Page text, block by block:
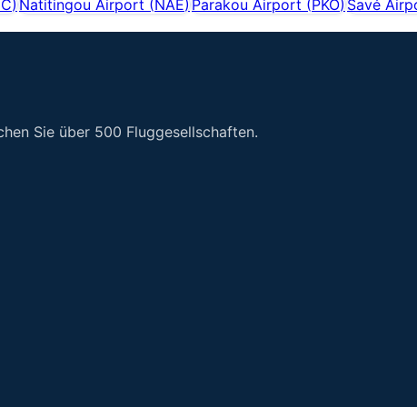
)Natitingou Airport (NAE)Parakou Airport (PKO)Savé
Sie über 500 Fluggesellschaften.